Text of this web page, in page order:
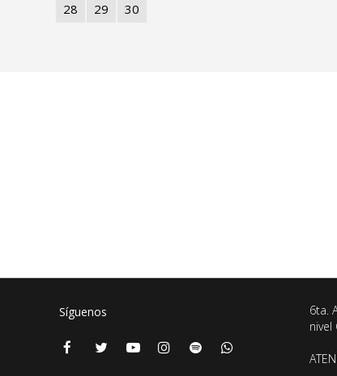
28
29 30
Síguenos
6ta.
nivel